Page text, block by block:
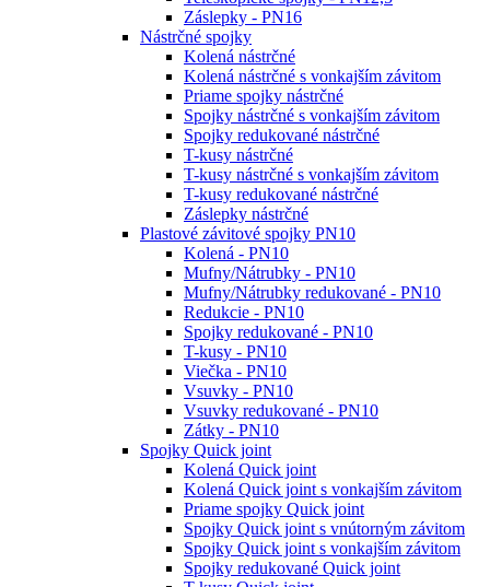
Záslepky - PN16
Nástrčné spojky
Kolená nástrčné
Kolená nástrčné s vonkajším závitom
Priame spojky nástrčné
Spojky nástrčné s vonkajším závitom
Spojky redukované nástrčné
T-kusy nástrčné
T-kusy nástrčné s vonkajším závitom
T-kusy redukované nástrčné
Záslepky nástrčné
Plastové závitové spojky PN10
Kolená - PN10
Mufny/Nátrubky - PN10
Mufny/Nátrubky redukované - PN10
Redukcie - PN10
Spojky redukované - PN10
T-kusy - PN10
Viečka - PN10
Vsuvky - PN10
Vsuvky redukované - PN10
Zátky - PN10
Spojky Quick joint
Kolená Quick joint
Kolená Quick joint s vonkajším závitom
Priame spojky Quick joint
Spojky Quick joint s vnútorným závitom
Spojky Quick joint s vonkajším závitom
Spojky redukované Quick joint